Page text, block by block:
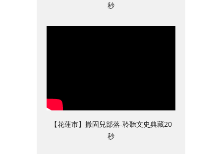
秒
【花蓮市】撒固兒部落-聆聽文史典藏20
秒